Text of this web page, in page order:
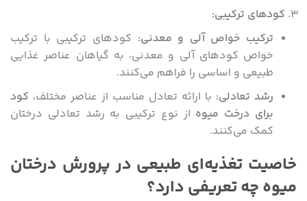
کودهای ترکیبی:
ترکیب خواص آلی و معدنی: کودهای ترکیبی با ترکیب
خواص کودهای آلی و معدنی، به گیاهان عناصر غذایی
طبیعی و اساسی را فراهم می‌کنند.
رشد تعادلی: با ارائه تعادل مناسب از عناصر مختلف، کود
برای درخت میوه از نوع ترکیبی به رشد تعادلی درختان
کمک می‌کنند.
خاصیت تغذیه‌ای طبیعی در پرورش درختان
میوه چه تعریفی دارد؟